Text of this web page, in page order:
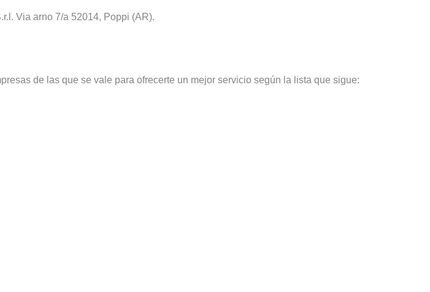
Via arno 7/a 52014, Poppi (AR).
de las que se vale para ofrecerte un mejor servicio según la lista que sigue: